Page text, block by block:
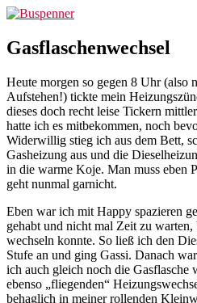
Zum
springen
Gasflaschenwechsel
Heute morgen so gegen 8 Uhr (also
Aufstehen!) tickte mein
dieses doch recht leise Tickern
hatte ich es mitbekommen, noch
Widerwillig stieg ich aus dem Bett,
Gasheizung aus und die
in die warme Koje. Man muss eben
geht nunmal garnicht.
Eben war ich mit Happy spazieren
gehabt und nicht mal Zeit zu warten,
wechseln konnte. So ließ ich den
Stufe an und ging Gassi. Danach
ich auch gleich noch die Gasflasche
ebenso „fliegenden“
behaglich in meiner rollenden